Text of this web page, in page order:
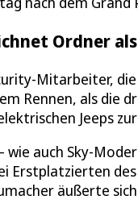
Ordner
Mitarbeiter,
Rennen, als die
Jeeps
wie auch Sky-
Erstplatzierten
äußerte